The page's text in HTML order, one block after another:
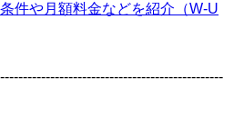
件や月額料金などを紹介（W-U